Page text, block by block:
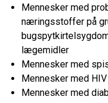
Mennesker med
næringsstoffer på
lægemidler
Mennesker med
Mennesker med HIV
Mennesker med